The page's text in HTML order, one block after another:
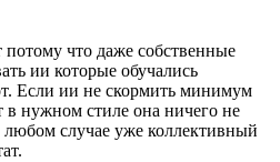
потому что даже собственные
ии которые обучались
Если ии не скормить минимум
в нужном стиле она ничего не
любом случае уже коллективный